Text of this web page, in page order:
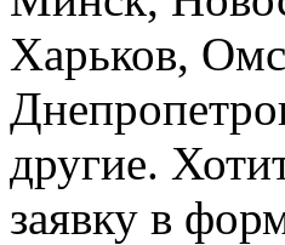
Харьков,
другие.
заявку в